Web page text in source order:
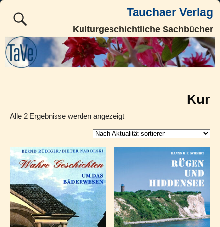
Tauchaer Verlag
Kulturgeschichtliche Sachbücher
Kur
Alle 2 Ergebnisse werden angezeigt